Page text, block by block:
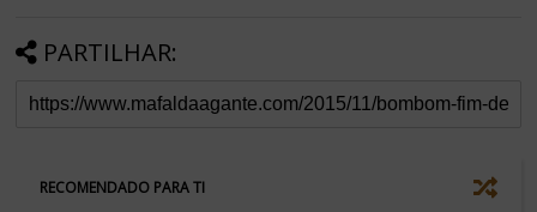
PARTILHAR:
RECOMENDADO PARA TI